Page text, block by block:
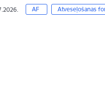
AF Atveseļošanas